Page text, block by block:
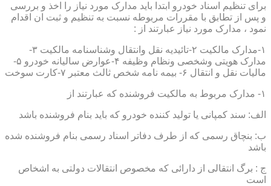
برای تنظیم اسناد خودرو ابتدا باید مدارک مورد نیاز را اخذ و بررسی
و پس از تطابق با مقررات مربوطه نسبت به تنظیم و ثبت ان اقدام
نمود ، مدارک مورد نیاز عبارتند از :
۱-مدارک مالکیت ۲-تائیدیه نقل وانتقال وشناسنامه مالکیت ۳-
مدارک هویتی وشخصی ونظام وظیفه ۴-عوارض سالیانه خودرو ۵-
مالیات نقل و انتقال ۶- بیمه نامه شخص ثالث معتبر ۷-کارت سوخت
۱- مدارک مربوط به مالکیت فروشنده که عبارتند از
الف: سند کمپانی یا تولید کننده خودرو که باید بنام فروشنده باشد
ب: بنچاق رسمی که از طرف دفاتر اسناد رسمی بنام فروشنده شده
باشد
ج : برگ انتقالی از دارائی که مخصوص انتقالات دولتی به اشخاص
است